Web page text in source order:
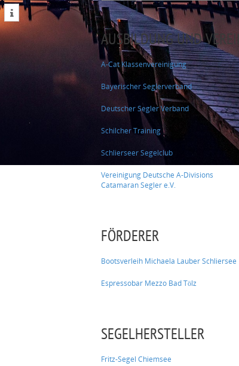
AUSBILDUNG UND
A-Cat Klassenvereinigung
Bayerischer Seglerverband
Deutscher Segler Verband
Schilcher Training
Schlierseer Segelclub
Vereinigung Deutsche A-Divisions
Catamaran Segler e.V.
FÖRDERER
Bootsverleih Michaela Lauber Schliersee
Espressobar Mezzo Bad Tölz
SEGELHERSTELLER
Fritz-Segel Chiemsee